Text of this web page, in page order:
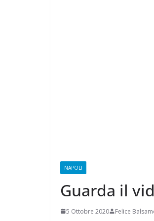
NAPOLI
Guarda il
5 Ottobre 2020 Felice